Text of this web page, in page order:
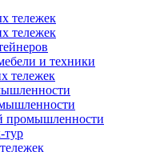
тележек
тележек
и техники
тележек
промышленности
тур